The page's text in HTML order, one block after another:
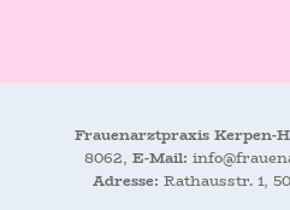
Frauenarztpraxis Kerpen-
8062, E-Mail:
Adresse: Rathausstr. 1,